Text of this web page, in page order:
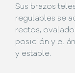
Sus brazos
regulables se
rectos,
posición y el
y estable.